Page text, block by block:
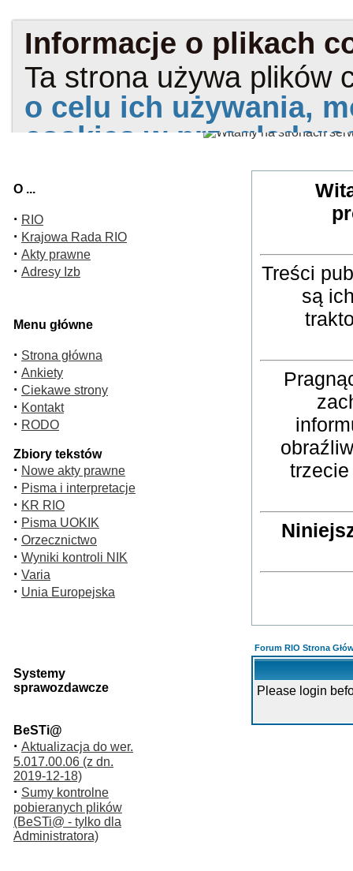
O ...
· RIO
· Krajowa Rada RIO
· Akty prawne
· Adresy Izb
Menu główne
· Strona główna
· Ankiety
· Ciekawe strony
· Kontakt
· RODO
Zbiory tekstów
· Nowe akty prawne
· Pisma i interpretacje
· KR RIO
· Pisma UOKIK
· Orzecznictwo
· Wyniki kontroli NIK
· Varia
· Unia Europejska
Systemy
sprawozdawcze
BeSTi@
· Aktualizacja do wer.
5.017.00.06 (z dn.
2019-12-18)
· Sumy kontrolne
pobieranych plików
(BeSTi@ - tylko dla
Administratora)
Treści
są
Forum RIO Strona
Please login